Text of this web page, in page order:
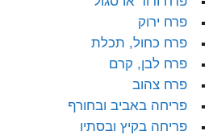
פרח ירוק
פרח כחול, תכלת
פרח לבן, קרם
פרח צהוב
פריחה באביב ובחורף
פריחה בקיץ ובסתיו